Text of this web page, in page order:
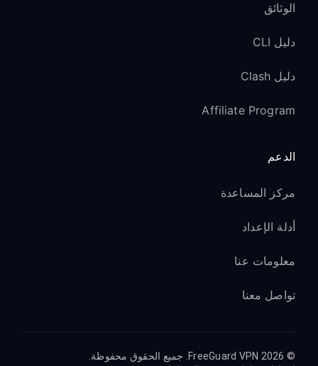
الوثائق
دليل CLI
دليل Clash
Affiliate Program
الدعم
مركز المساعدة
أدلة الإعداد
معلومات عنا
تواصل معنا
© 2026 FreeGuard VPN. جميع الحقوق محفوظة.